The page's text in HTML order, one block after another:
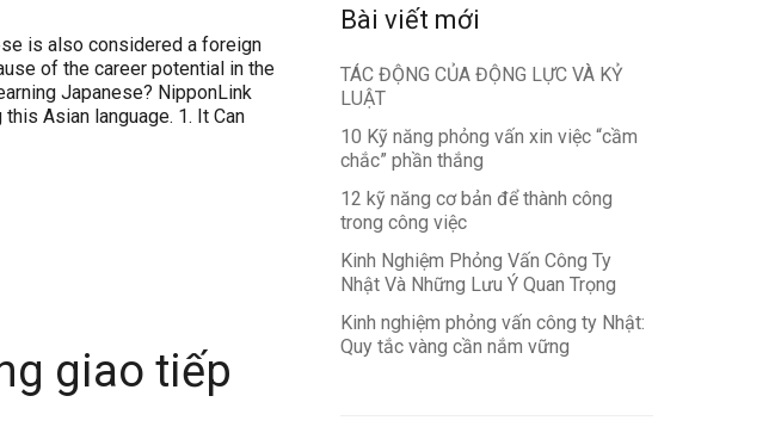
is also considered a foreign
of the career potential in the
Japanese? NipponLink
Asian language. 1. It Can
giao tiếp
Bài viết mới
TÁC ĐỘNG CỦA ĐỘNG LỰC VÀ KỶ
LUẬT
10 Kỹ năng phỏng vấn xin việc “cầm
chắc” phần thắng
12 kỹ năng cơ bản để thành công
trong công việc
Kinh Nghiệm Phỏng Vấn Công Ty
Nhật Và Những Lưu Ý Quan Trọng
Kinh nghiệm phỏng vấn công ty Nhật:
Quy tắc vàng cần nắm vững